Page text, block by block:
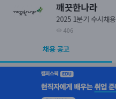
깨끗한나라
2025 1분기 수시채용
406
채용 공고